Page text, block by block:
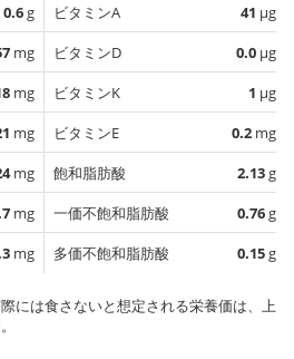
0.6g
mg
mg
mg
mg
mg
mg
ビタミンA
41 µg
ビタミンD
0.0 µg
ビタミンK
1 µg
ビタミンE
0.2 mg
飽和脂肪酸
2.13g
一価不飽和脂肪酸
0.76g
多価不飽和脂肪酸
0.15g
には食さないと想定される栄養価は、上